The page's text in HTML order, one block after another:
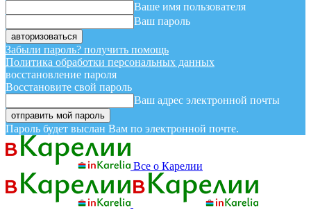
Ваше имя пользователя
Ваш пароль
Забыли пароль? получить помощь
Политика обработки персональных данных
восстановление пароля
Восстановите свой пароль
Ваш адрес электронной почты
Пароль будет выслан Вам по электронной почте.
Все о Карелии